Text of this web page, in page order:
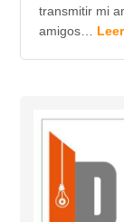
transmitir mi
amigos…